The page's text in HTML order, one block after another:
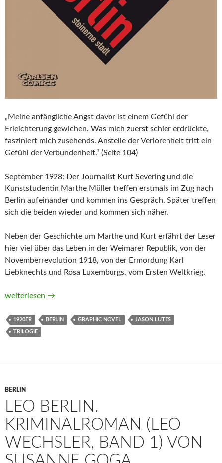
„Meine anfängliche Angst davor ist einem Gefühl der
Erleichterung gewichen. Was mich zuerst schier erdrückte,
fasziniert mich zusehends. Anstelle der Verlorenheit tritt ein
Gefühl der Verbundenheit.“ (Seite 104)
September 1928: Der Journalist Kurt Severing und die
Kunststudentin Marthe Müller treffen erstmals im Zug nach
Berlin aufeinander und kommen ins Gespräch. Später treffen
sich die beiden wieder und kommen sich näher.
Neben der Geschichte um Marthe und Kurt erfährt der Leser
hier viel über das Leben in der Weimarer Republik, von der
Novemberrevolution 1918, von der Ermordung Karl
Liebknechts und Rosa Luxemburgs, vom Ersten Weltkrieg.
Berlin. Steinerne Stadt, Teil 1 von Jason Lutes
weiterlesen →
1920ER BERLIN GRAPHIC NOVEL JASON LUTES
TRILOGIE
BERLIN
LEO BERLIN.
KRIMINALROMAN (LEO
WECHSLER, BAND 1) VON